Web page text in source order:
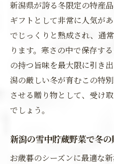
新潟県が誇る冬限定の特産
ギフトとして非常に人気が
でじっくりと熟成され、通
ります。寒さの中で保存す
の持つ旨味を最大限に引き
潟の厳しい冬が育むこの特
させる贈り物として、受け
でしょう。
新潟の雪中貯蔵野菜で冬
お歳暮のシーズンに最適な